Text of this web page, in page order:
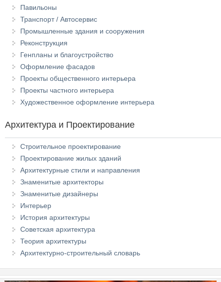
Павильоны
Транспорт / Автосервис
Промышленные здания и сооружения
Реконструкция
Генпланы и благоустройство
Оформление фасадов
Проекты общественного интерьера
Проекты частного интерьера
Художественное оформление интерьера
Архитектура и Проектирование
Строительное проектирование
Проектирование жилых зданий
Архитектурные стили и направления
Знаменитые архитекторы
Знаменитые дизайнеры
Интерьер
История архитектуры
Советская архитектура
Теория архитектуры
Архитектурно-строительный словарь